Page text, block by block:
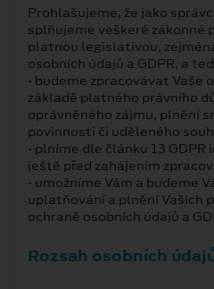
Prohlašujeme, že jako
splňujeme veškeré zákonné
platnou legislativou,
osobních údajů a GDPR, a
• budeme zpracovávat Vaše
základě platného právního
oprávněného zájmu, plnění
povinnosti či uděleného
• plníme dle článku 13
ještě před zahájením
• umožníme Vám a budeme
uplatňování a plnění Vašich
ochraně osobních údajů a
Rozsah osobních